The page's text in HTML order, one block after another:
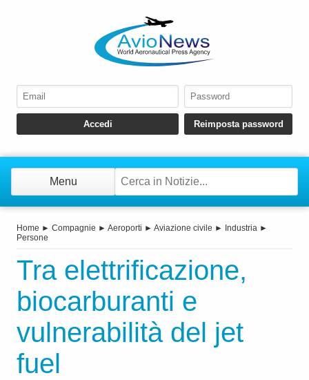
Menu
Home ► Compagnie ► Aeroporti ► Aviazione civile ► Industria ►
Persone
Tra elettrificazione,
biocarburanti e
vulnerabilità del jet
fuel